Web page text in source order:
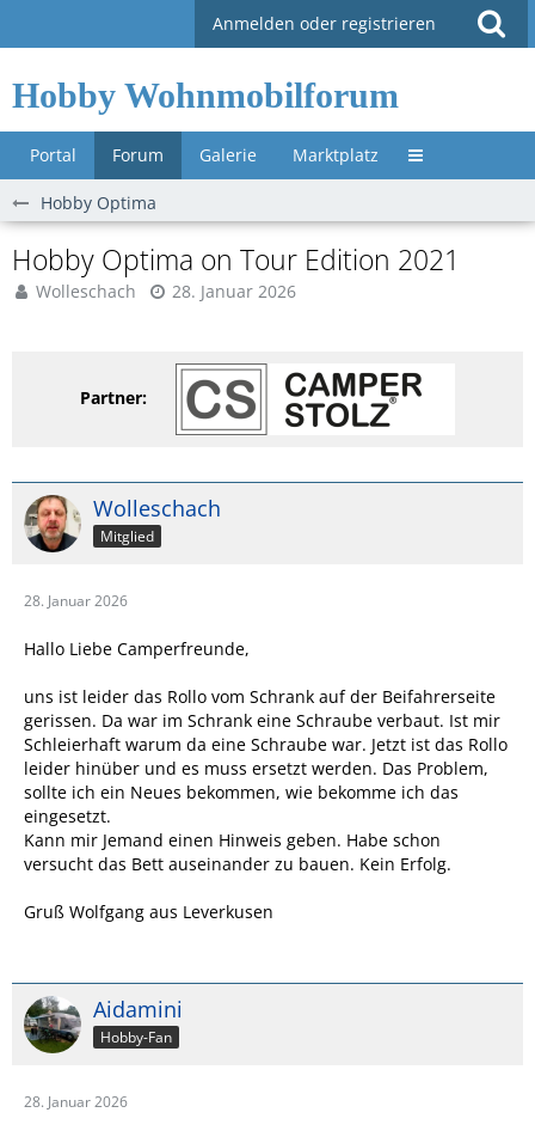
Anmelden oder registrieren
Hobby Wohnmobilforum
Portal Forum Galerie Marktplatz Untermenü »
Hobby Optima
Hobby Optima on Tour Edition 2021
Wolleschach 28. Januar 2026
Partner:
Wolleschach
Mitglied
28. Januar 2026
Hallo Liebe Camperfreunde,
uns ist leider das Rollo vom Schrank auf der Beifahrerseite
gerissen. Da war im Schrank eine Schraube verbaut. Ist mir
Schleierhaft warum da eine Schraube war. Jetzt ist das Rollo
leider hinüber und es muss ersetzt werden. Das Problem,
sollte ich ein Neues bekommen, wie bekomme ich das
eingesetzt.
Kann mir Jemand einen Hinweis geben. Habe schon
versucht das Bett auseinander zu bauen. Kein Erfolg.
Gruß Wolfgang aus Leverkusen
Aidamini
Hobby-Fan
28. Januar 2026